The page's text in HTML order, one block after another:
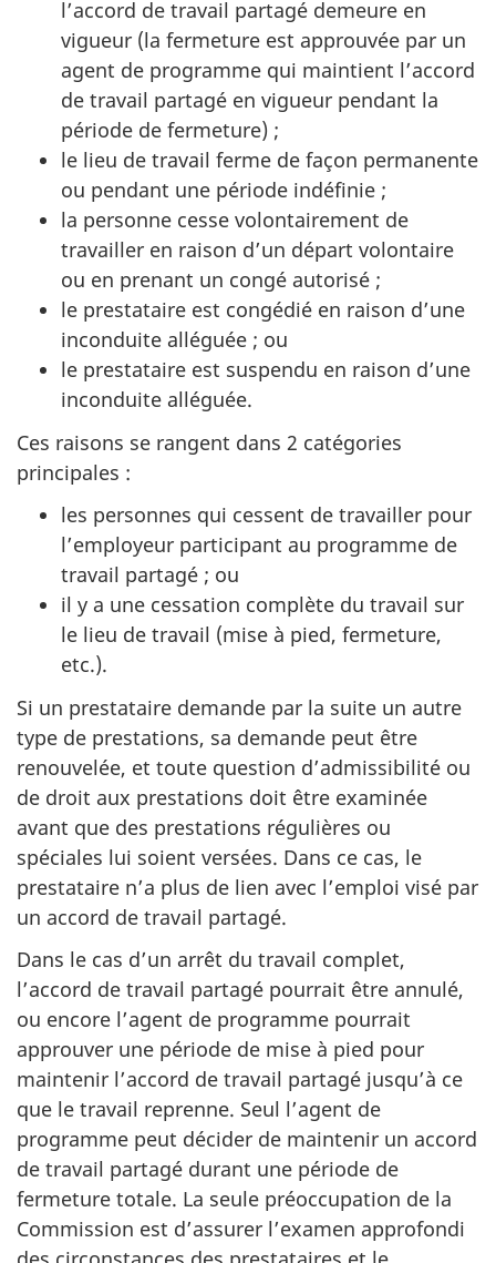
l’accord de travail partagé demeure en
vigueur (la fermeture est approuvée par un
agent de programme qui maintient l’accord
de travail partagé en vigueur pendant la
période de fermeture) ;
le lieu de travail ferme de façon permanente
ou pendant une période indéfinie ;
la personne cesse volontairement de
travailler en raison d’un départ volontaire
ou en prenant un congé autorisé ;
le prestataire est congédié en raison d’une
inconduite alléguée ; ou
le prestataire est suspendu en raison d’une
inconduite alléguée.
Ces raisons se rangent dans 2 catégories
principales :
les personnes qui cessent de travailler pour
l’employeur participant au programme de
travail partagé ; ou
il y a une cessation complète du travail sur
le lieu de travail (mise à pied, fermeture,
etc.).
Si un prestataire demande par la suite un autre
type de prestations, sa demande peut être
renouvelée, et toute question d’admissibilité ou
de droit aux prestations doit être examinée
avant que des prestations régulières ou
spéciales lui soient versées. Dans ce cas, le
prestataire n’a plus de lien avec l’emploi visé par
un accord de travail partagé.
Dans le cas d’un arrêt du travail complet,
l’accord de travail partagé pourrait être annulé,
ou encore l’agent de programme pourrait
approuver une période de mise à pied pour
maintenir l’accord de travail partagé jusqu’à ce
que le travail reprenne. Seul l’agent de
programme peut décider de maintenir un accord
de travail partagé durant une période de
fermeture totale. La seule préoccupation de la
Commission est d’assurer l’examen approfondi